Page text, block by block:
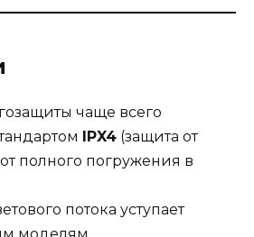
чаще всего
IPX4 (защита от
полного погружения в
потока уступает